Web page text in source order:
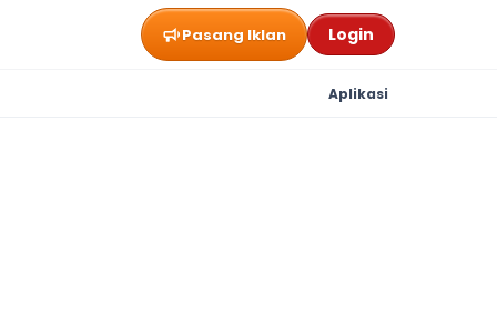
Pasang Iklan Login
Aplikasi